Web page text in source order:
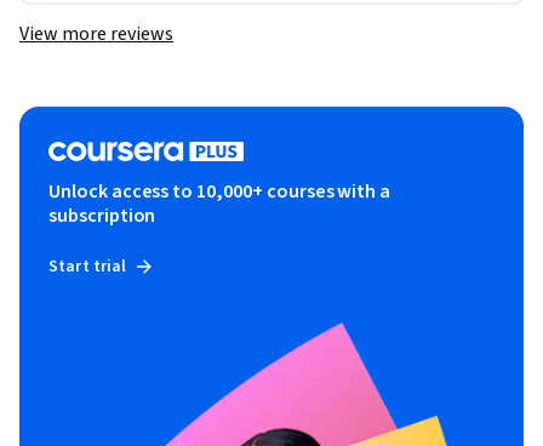
View more reviews
Unlock access to 10,000+ courses with a
subscription
Start trial